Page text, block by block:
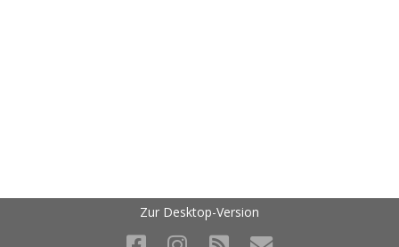
Zur Desktop-Version